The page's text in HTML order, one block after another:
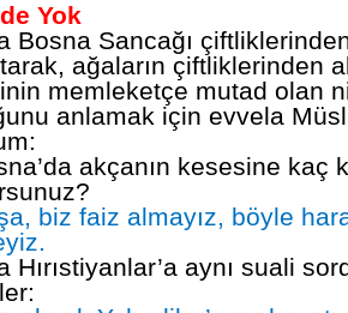
Yok
Bosna Sancağı
ağaların çiftliklerinden
memleketçe mutad olan
anlamak için evvela
akçanın kesesine kaç
biz faiz almayız, böyle
Hırıstiyanlar’a aynı suali